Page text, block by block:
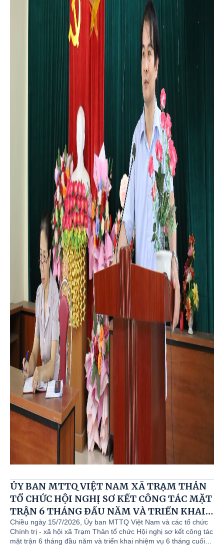
ỦY BAN MTTQ VIỆT NAM XÃ TRẠM THẢN
TỔ CHỨC HỘI NGHỊ SƠ KẾT CÔNG TÁC MẶT
TRẬN 6 THÁNG ĐẦU NĂM VÀ TRIỂN KHAI
NHIỆM VỤ 6 THÁNG CUỐI NĂM.
Chiều ngày 15/7/2026, Ủy ban MTTQ Việt Nam và các tổ chức
Chính trị - xã hội xã Trạm Thản tổ chức Hội nghị sơ kết công tác
mặt trận 6 tháng đầu năm và triển khai nhiệm vụ 6 tháng cuối